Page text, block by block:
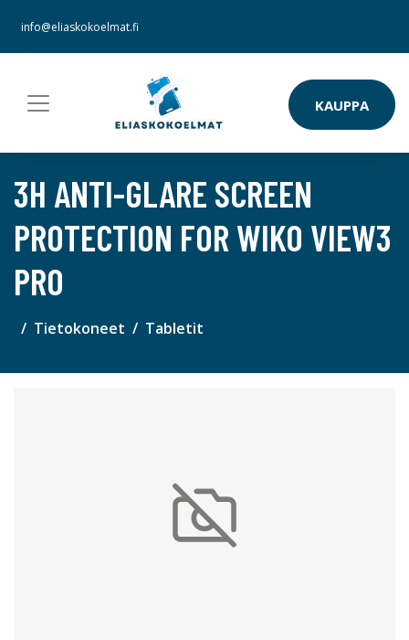
info@eliaskokoelmat.fi
KAUPPA
3H ANTI-GLARE SCREEN
PROTECTION FOR WIKO VIEW3
PRO
Tietokoneet Tabletit